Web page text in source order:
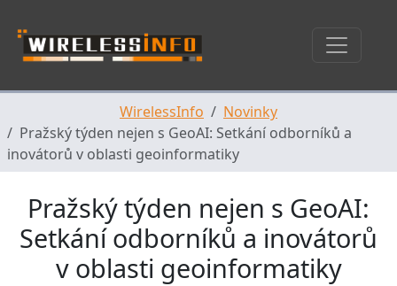
WirelessInfo
Novinky
Pražský týden nejen s GeoAI: Setkání odborníků a
inovátorů v oblasti geoinformatiky
Pražský týden nejen s GeoAI:
Setkání odborníků a inovátorů
v oblasti geoinformatiky